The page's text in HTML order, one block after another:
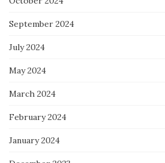
September 2024
July 2024
May 2024
March 2024
February 2024
January 2024